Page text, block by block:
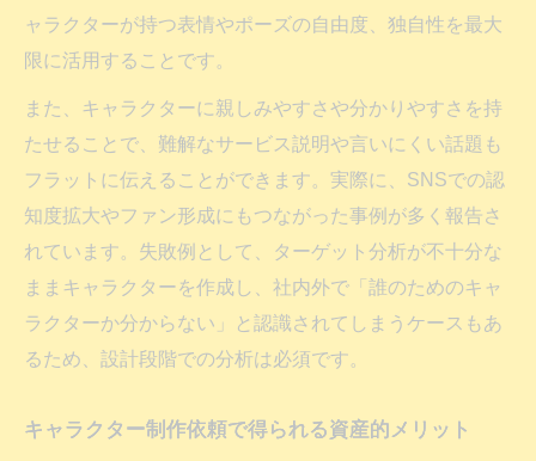
ャラクターが持つ表情やポーズの自由度、独自性を最大
限に活用することです。
また、キャラクターに親しみやすさや分かりやすさを持
たせることで、難解なサービス説明や言いにくい話題も
フラットに伝えることができます。実際に、SNSでの認
知度拡大やファン形成にもつながった事例が多く報告さ
れています。失敗例として、ターゲット分析が不十分な
ままキャラクターを作成し、社内外で「誰のためのキャ
ラクターか分からない」と認識されてしまうケースもあ
るため、設計段階での分析は必須です。
キャラクター制作依頼で得られる資産的メリット